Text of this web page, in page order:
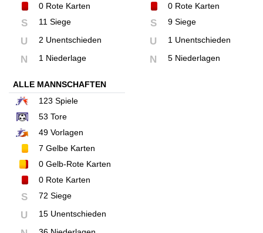
0 Rote Karten
S 11 Siege
U 2 Unentschieden
N 1 Niederlage
0Rote Karten
S 9 Siege
U 1 Unentschieden
N 5 Niederlagen
ALLE MANNSCHAFTEN
123 Spiele
53 Tore
49 Vorlagen
7 Gelbe Karten
0 Gelb-Rote Karten
0 Rote Karten
S 72 Siege
U 15 Unentschieden